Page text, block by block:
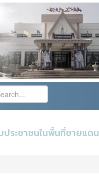
ประชาชนในพื้นที่ชายแดน